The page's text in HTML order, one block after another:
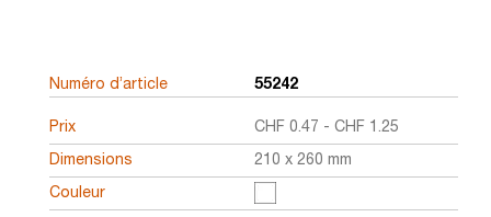
Numéro d’article 55242
Prix CHF 0.47 - CHF 1.25
Dimensions 210 x 260 mm
Couleur